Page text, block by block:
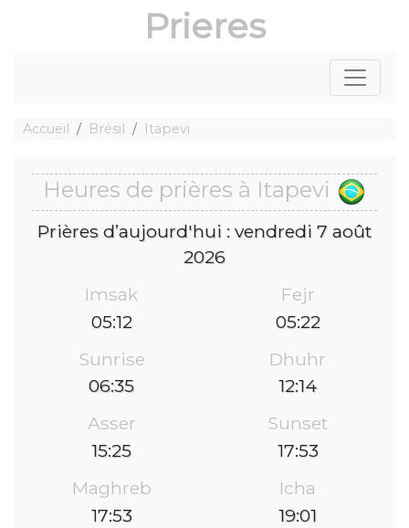
Prieres
Accueil Brésil Itapevi
Heures de prières à Itapevi
Prières d’aujourd'hui : vendredi 7 août
2026
Imsak
05:12
Fejr
05:22
Sunrise
06:35
Dhuhr
12:14
Asser
15:25
Sunset
17:53
Maghreb
17:53
Icha
19:01